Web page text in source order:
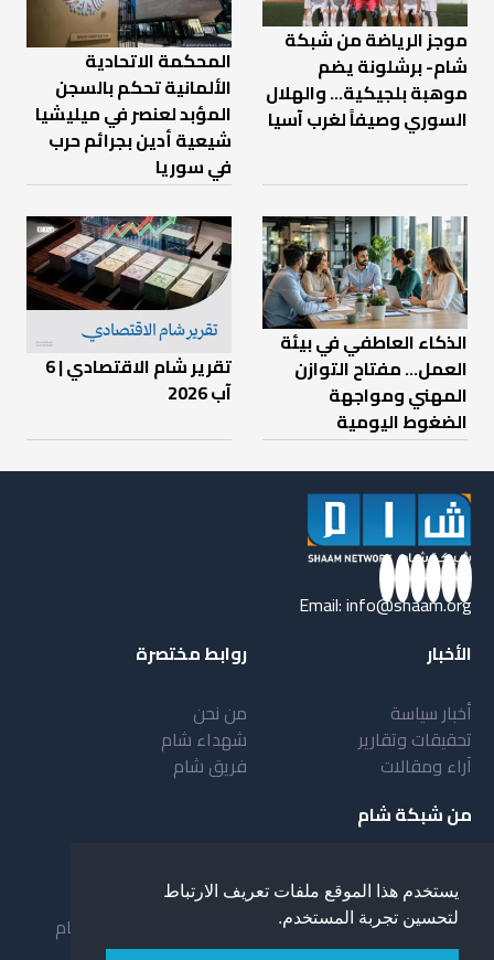
يستخدم هذا الموقع ملفات تعريف الارتباط
لتحسين تجربة المستخدم.
موجز الرياضة من شبكة
شام- برشلونة يضم
موهبة بلجيكية... والهلال
السوري وصيفاً لغرب آسيا
المحكمة الاتحادية
الألمانية تحكم بالسجن
المؤبد لعنصر في ميليشيا
شيعية أدين بجرائم حرب
في سوريا
الذكاء العاطفي في بيئة
العمل… مفتاح التوازن
المهني ومواجهة
الضغوط اليومية
تقرير شام الاقتصادي | 6
آب 2026
Email:info@shaam.org
الأخبار
أخبار سياسة
تحقيقات وتقارير
آراء ومقالات
روابط مختصرة
من نحن
شهداء شام
فريق شام
من شبكة شام
أهداف شبكة شام
خدمات شبكة شام
المستفيدون من الشبكة
بنية شبكة شام
مقدمة عن شبكة شام
نظام العمل في شبكة شام